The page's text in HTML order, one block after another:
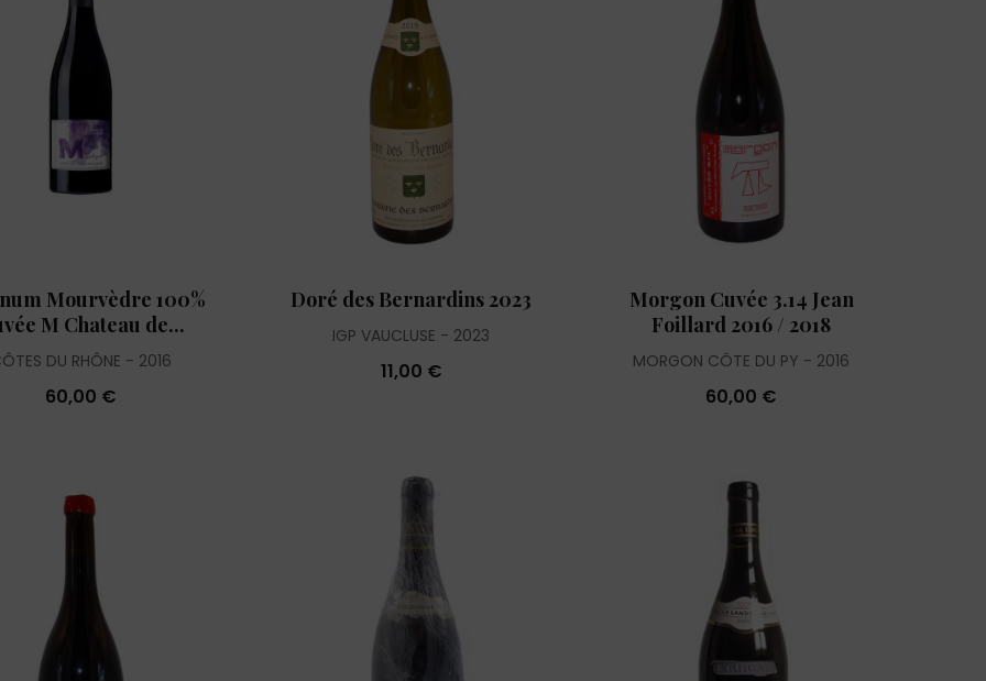
Mourvèdre 100%
M Chateau de...
DU RHÔNE 2016
60,00 €
Doré des Bernardins 2023
IGP VAUCLUSE 2023
11,00 €
Morgon Cuvée 3.14 Jean
Foillard 2016 / 2018
MORGON CÔTE DU PY 2016
60,00 €